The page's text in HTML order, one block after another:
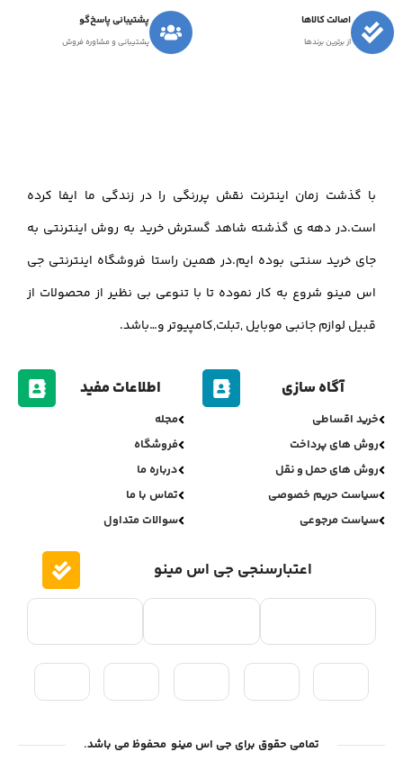
اصالت کالاها پشتیبانی پاسخ‌گو
با گذشت زمان اینترنت نقش پررنگی را در زندگی ما ایفا کرده
است.در دهه ی گذشته شاهد گسترش خرید به روش اینترنتی به
جای خرید سنتی بوده ایم.در همین راستا فروشگاه اینترنتی جی
اس مینو شروع به کار نموده تا با تنوعی بی نظیر از محصولات از
آگاه سازی
خرید اقساطی
روش های پرداخت
روش های حمل و نقل
سیاست حریم خصوصی
مجله
فروشگاه
درباره ما
تماس با ما